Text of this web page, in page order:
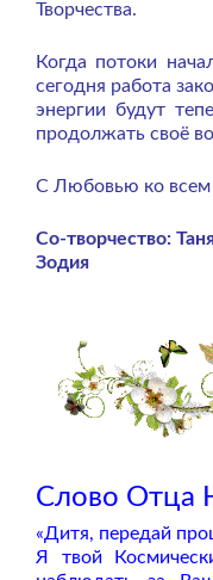
Творчества.
Когда потоки
сегодня работа
энергии будут
продолжать своё
С Любовью ко всем
Со-творчество:
Зодия
Слово Отца
«Дитя, передай
Я твой